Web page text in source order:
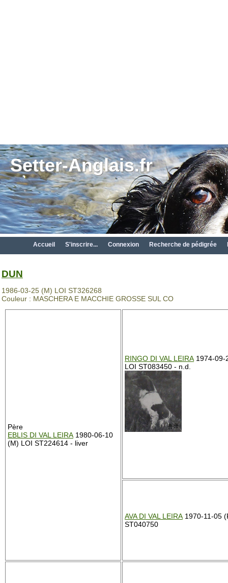
Setter-Anglais.fr
Accueil S'inscrire... Connexion Recherche de pédigrée
DUN
1986-03-25 (M) LOI ST326268
Couleur : MASCHERA E MACCHIE GROSSE SUL CO
Père
EBLIS DI VAL LEIRA 1980-06-10
(M) LOI ST224614 - liver
RINGO DI VAL LEIRA 1974-09-
LOI ST083450 - n.d.
AVA DI VAL LEIRA 1970-11-05
ST040750